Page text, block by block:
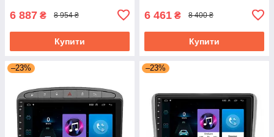
6 887 ₴ 8 954 ₴
Купити
6 461 ₴ 8 400 ₴
Купити
–23% –23%